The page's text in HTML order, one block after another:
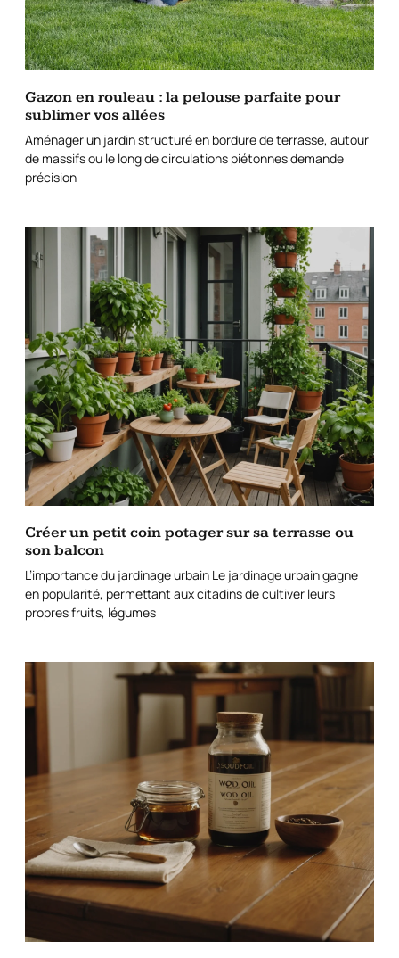
Gazon en rouleau : la pelouse parfaite pour
sublimer vos allées
Aménager un jardin structuré en bordure de terrasse, autour
de massifs ou le long de circulations piétonnes demande
précision
Créer un petit coin potager sur sa terrasse ou
son balcon
L’importance du jardinage urbain Le jardinage urbain gagne
en popularité, permettant aux citadins de cultiver leurs
propres fruits, légumes